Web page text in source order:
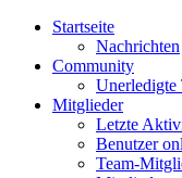
Startseite
Nachrichten
Community
Unerledigte
Mitglieder
Letzte
Benutzer
Team-